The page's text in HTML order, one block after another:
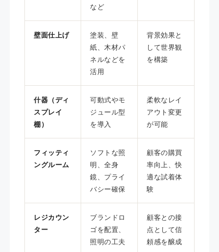
など
壁面仕上げ
塗装、壁
紙、木材パ
ネルなどを
活用
背景効果と
して世界観
を構築
什器（ディ
スプレイ
棚）
可動式やモ
ジュール型
を導入
柔軟なレイ
アウト変更
が可能
フィッティ
ングルーム
ソフトな照
明、全身
鏡、プライ
バシー確保
顧客の購買
率向上、快
適な試着体
験
レジカウン
ター
ブランドロ
ゴを配置、
照明の工夫
顧客との接
点として信
頼感を醸成